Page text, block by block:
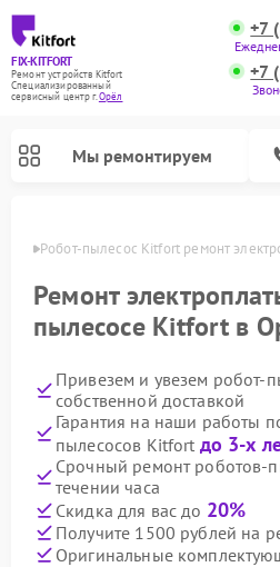
FIX-KITFORT
Ремонт устройств Kitfort
Специализированный
cервисный центр г.Орёл
+7
+7
Мы ремонтируем
Робот-пылесос Kitfort ремонт
Ремонт
пылесосе Kitfort в
Привезем и увезем робот-
собственной доставкой
Гарантия на наши работы
пылесосов Kitfort до 3-х
Срочный ремонт роботов-
течении часа
Скидка для вас до 20%
Получите 1500 рублей на
Оригинальные